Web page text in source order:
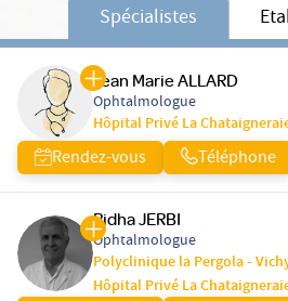
Spécialistes
Jean Marie ALLARD
Ophtalmologue
Hôpital Privé La
Rendez-vous Téléphone
Ridha JERBI
Ophtalmologue
Polyclinique la Pergola -
Hôpital Privé La